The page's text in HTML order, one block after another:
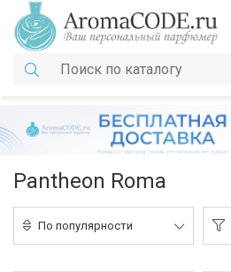
Pantheon Roma
По популярности